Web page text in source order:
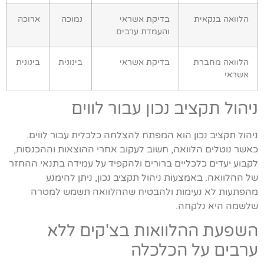
הלוואה בנקאית
בדיקת אשראי
והעמדת ערבים
נמוכה ארוכה
הלוואה מחברת
אשראי
בדיקת אשראי בינונית בינונית
ניהול תקציב נכון עבור לווים
ניהול תקציב נכון הוא המפתח להצלחה כלכלית עבור לווים.
כאשר נוטלים הלוואה, חשוב לעקוב אחרי ההוצאות וההכנסות,
לקבוע יעדים כלכליים ברורים ולהקפיד על עמידה בתנאי ההחזר
של ההלוואה. באמצעות ניהול תקציב נכון, ניתן להימנע
מהפתעות לא נעימות ולהבטיח שההלוואה תשמש למטרה
שלשמה היא נלקחה.
השפעת ההלוואות בצ'קים ללא
ערבים על הכלכלה